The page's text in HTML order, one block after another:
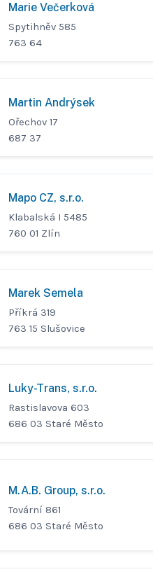
Marie Večerková
Spytihněv 585
763 64
Martin Andrýsek
Ořechov 17
687 37
Mapo CZ, s.r.o.
Klabalská I 5485
760 01 Zlín
Marek Semela
Příkrá 319
763 15 Slušovice
Luky-Trans, s.r.o.
Rastislavova 603
686 03 Staré Město
M.A.B. Group, s.r.o.
Tovární 861
686 03 Staré Město